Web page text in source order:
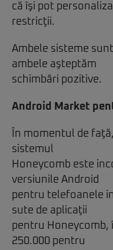
că îşi pot
restricţii.
Ambele sisteme
ambele aşteptăm
schimbări pozitive.
Android Market
În momentul de
sistemul
Honeycomb este
versiunile Android
pentru telefoanele
sute de aplicaţii
pentru Honeycomb,
250.000 pentru